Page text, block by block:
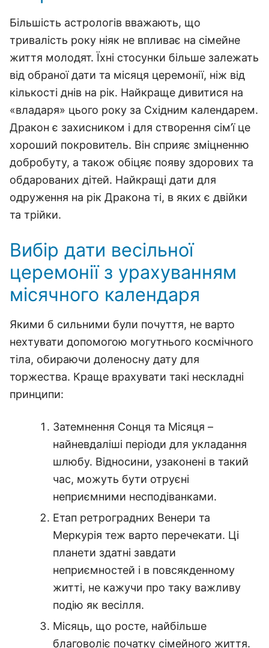
Більшість астрологів вважають, що
тривалість року ніяк не впливає на сімейне
життя молодят. Їхні стосунки більше залежать
від обраної дати та місяця церемонії, ніж від
кількості днів на рік. Найкраще дивитися на
«владаря» цього року за Східним календарем.
Дракон є захисником і для створення сім’ї це
хороший покровитель. Він сприяє зміцненню
добробуту, а також обіцяє появу здорових та
обдарованих дітей. Найкращі дати для
одруження на рік Дракона ті, в яких є двійки
та трійки.
Вибір дати весільної
церемонії з урахуванням
місячного календаря
Якими б сильними були почуття, не варто
нехтувати допомогою могутнього космічного
тіла, обираючи доленосну дату для
торжества. Краще врахувати такі нескладні
принципи:
Затемнення Сонця та Місяця –
найневдаліші періоди для укладання
шлюбу. Відносини, узаконені в такий
час, можуть бути отруєні
неприємними несподіванками.
Етап ретроградних Венери та
Меркурія теж варто перечекати. Ці
планети здатні завдати
неприємностей і в повсякденному
житті, не кажучи про таку важливу
подію як весілля.
Місяць, що росте, найбільше
благоволіє початку сімейного життя.